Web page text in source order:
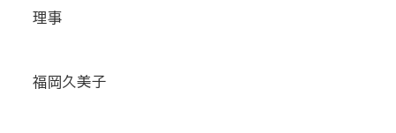
理事
福岡久美子